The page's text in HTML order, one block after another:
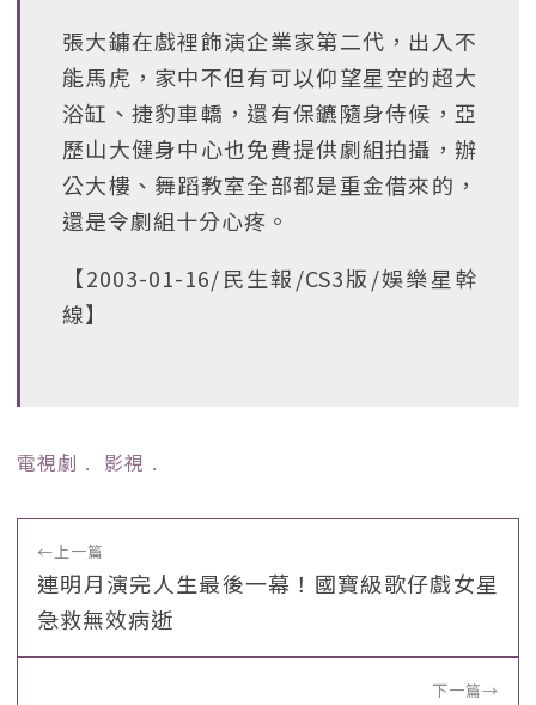
張大鏞在戲裡飾演企業家第二代，出入不
能馬虎，家中不但有可以仰望星空的超大
浴缸、捷豹車轎，還有保鑣隨身侍候，亞
歷山大健身中心也免費提供劇組拍攝，辦
公大樓、舞蹈教室全部都是重金借來的，
還是令劇組十分心疼。
【2003-01-16/民生報/CS3版/娛樂星幹
線】
電視劇 ﹒ 影視 ﹒
←上一篇
連明月演完人生最後一幕！國寶級歌仔戲女星
急救無效病逝
下一篇→